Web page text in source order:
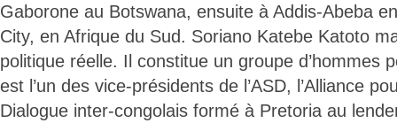
Gaborone au Botswana, ensuite à Addis-Abeba
City, en Afrique du Sud. Soriano Katebe Katoto
politique réelle. Il constitue un groupe d’hommes
est l’un des vice-présidents de l’ASD, l’Alliance
Dialogue inter-congolais formé à Pretoria au